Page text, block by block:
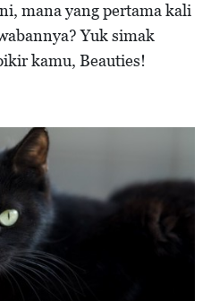
mana yang pertama kali
Yuk simak
kamu, Beauties!